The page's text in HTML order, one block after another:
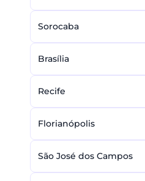
Sorocaba
Brasília
Recife
Florianópolis
São José dos Campos